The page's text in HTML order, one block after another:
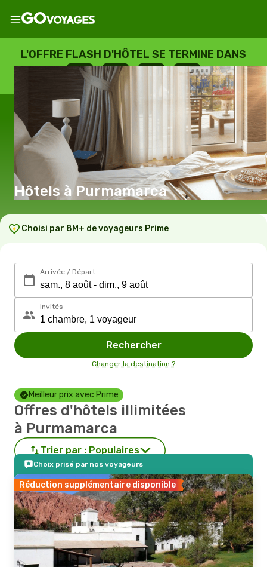
L'OFFRE FLASH D'HÔTEL SE TERMINE DANS
--
JOURS
: --
HEURES
: --
SECONDES
Hôtels à Purmamarca
Choisi par 8M+ de voyageurs Prime
Arrivée / Départ
Invités
Rechercher
Changer la destination ?
Meilleur prix avec Prime
Offres d'hôtels illimitées
à Purmamarca
Trier par : Populaires
Choix prisé par nos voyageurs
Réduction supplémentaire disponible